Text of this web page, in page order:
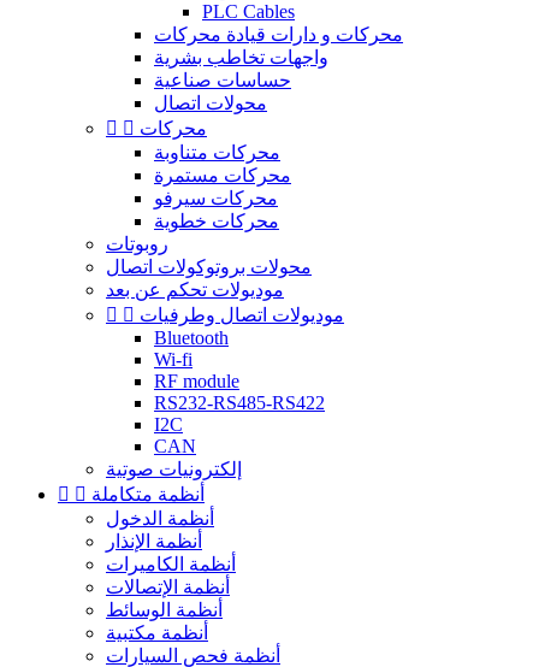
PLC Cables
محركات و دارات قيادة محركات
واجهات تخاطب بشرية
حساسات صناعية
محولات اتصال
  محركات
محركات متناوبة
محركات مستمرة
محركات سيرفو
محركات خطوية
روبوتات
محولات بروتوكولات اتصال
موديولات تحكم عن بعد
  موديولات اتصال وطرفيات
Bluetooth
Wi-fi
RF module
RS232-RS485-RS422
I2C
CAN
إلكترونيات صوتية
  أنظمة متكاملة
أنظمة الدخول
أنظمة الإنذار
أنظمة الكاميرات
أنظمة الإتصالات
أنظمة الوسائط
أنظمة مكتبية
أنظمة فحص السيارات